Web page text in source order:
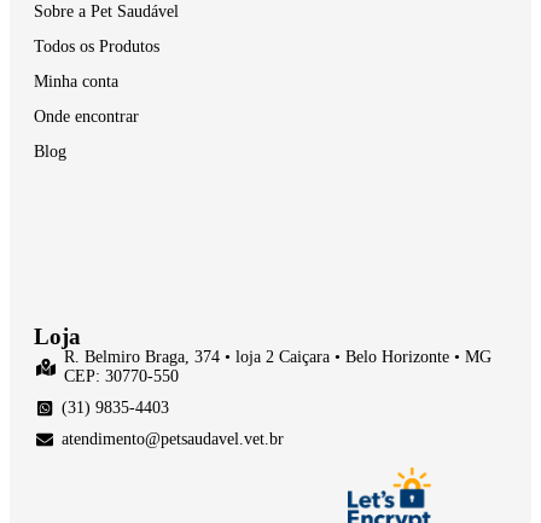
Sobre a Pet Saudável
Todos os Produtos
Minha conta
Onde encontrar
Blog
Loja
R. Belmiro Braga, 374 • loja 2 Caiçara • Belo Horizonte • MG
CEP: 30770-550
(31) 9835-4403
atendimento@petsaudavel.vet.br